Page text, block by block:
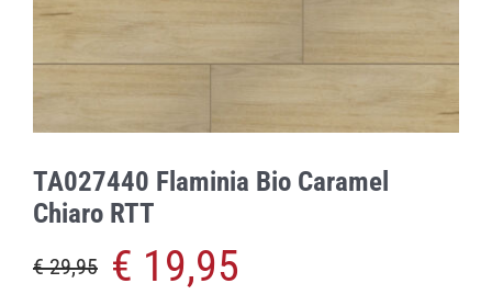
TA027440 Flaminia Bio Caramel
Chiaro RTT
€29,95
Oorspronkelijke
€ 19,95
Huidige